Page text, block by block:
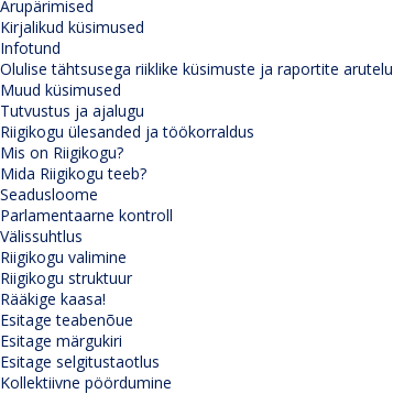
Arupärimised
Kirjalikud küsimused
Infotund
Olulise tähtsusega riiklike küsimuste ja raportite arutelu
Muud küsimused
Tutvustus ja ajalugu
Riigikogu ülesanded ja töökorraldus
Mis on Riigikogu?
Mida Riigikogu teeb?
Seadusloome
Parlamentaarne kontroll
Välissuhtlus
Riigikogu valimine
Riigikogu struktuur
Rääkige kaasa!
Esitage teabenõue
Esitage märgukiri
Esitage selgitustaotlus
Kollektiivne pöördumine